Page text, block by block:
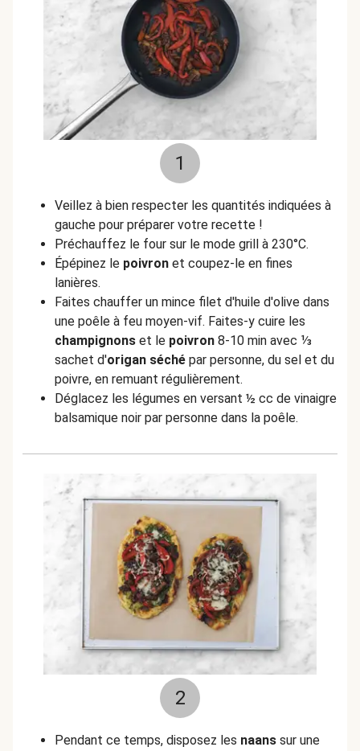
1
Veillez à bien respecter les quantités indiquées à
gauche pour préparer votre recette !
Préchauffez le four sur le mode grill à 230°C.
Épépinez le poivron et coupez-le en fines
lanières.
Faites chauffer un mince filet d'huile d'olive dans
une poêle à feu moyen-vif. Faites-y cuire les
champignons et le poivron 8-10 min avec ⅓
sachet d'origan séché par personne, du sel et du
poivre, en remuant régulièrement.
Déglacez les légumes en versant ½ cc de vinaigre
balsamique noir par personne dans la poêle.
2
Pendant ce temps, disposez les naans sur une